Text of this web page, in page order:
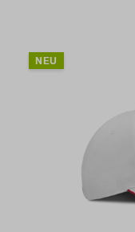
NEU